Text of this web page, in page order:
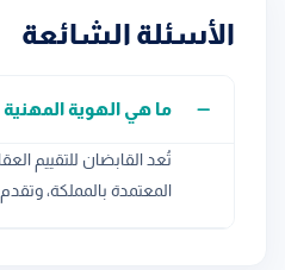
الأسئلة الشائعة
ما هي الهوية المهنية
تُعد القابضان للتقييم
المعتمدة بالمملكة،